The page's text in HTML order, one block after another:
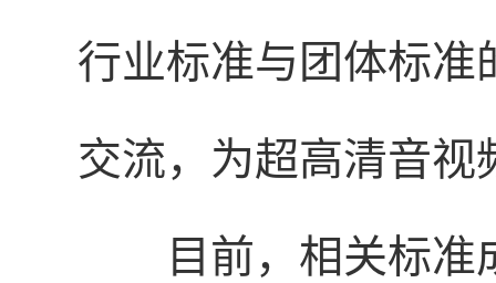
行业标准与团体标准
交流，为超高清音
目前，相关标